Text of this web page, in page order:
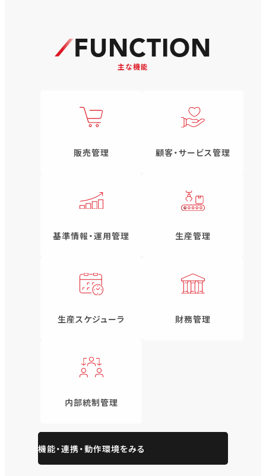
FUNCTION
主な機能
販売管理 顧客・サービス管理
基準情報・運用管理 生産管理
生産スケジューラ 財務管理
内部統制管理
機能・連携・動作環境をみる